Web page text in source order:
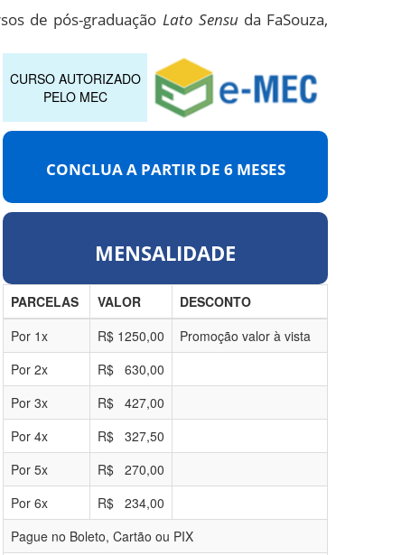
de pós-graduação Lato Sensuda FaSouza,
CURSO AUTORIZADO
PELO MEC
CONCLUA A PARTIR DE 6 MESES
MENSALIDADE
PARCELAS VALOR
DESCONTO
Por 1x R$ 1250,00
Promoção valor à vista
Por 2x R$ 630,00
Por 3x R$ 427,00
Por 4x R$ 327,50
Por 5x R$ 270,00
Por 6x R$ 234,00
Pague no Boleto, Cartão ou PIX